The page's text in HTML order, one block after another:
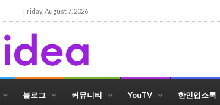
Friday, August 7, 2026
블로그 커뮤니티 YouTV 한인업소록